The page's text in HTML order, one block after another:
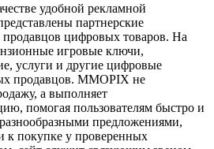
удобной рекламной
партнерские
цифровых товаров. На
игровые ключи,
услуги и другие цифровые
продавцов. MMOPIX не
а выполняет
помогая пользователям быстро и
предложениями,
к покупке у проверенных